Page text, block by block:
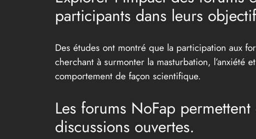
participants dans leurs
Des études ont montré que la participation aux
cherchant à surmonter la masturbation, l’anxiété
comportement de façon scientifique.
Les forums NoFap
discussions ouvertes.